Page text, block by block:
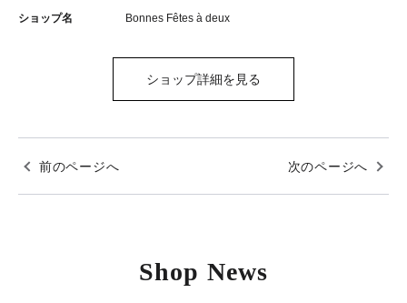
ショップ名 Bonnes Fêtes à deux
ショップ詳細を見る
前のページへ 次のページへ
Shop News